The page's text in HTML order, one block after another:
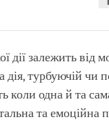
дії залежить від
дія, турбуючій чи
коли одна й та
та емоційна